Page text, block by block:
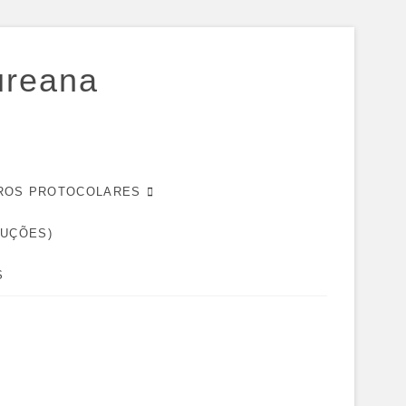
PROTOCOLARES